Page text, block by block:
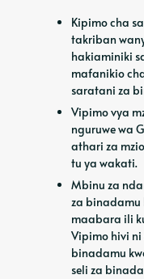
Kipimo cha
takriban
hakiaminiki
mafanikio
saratani za
Vipimo vya
nguruwe wa
athari za
tu ya wakati.
Mbinu za
za binadamu
maabara ili
Vipimo hivi
binadamu
seli za